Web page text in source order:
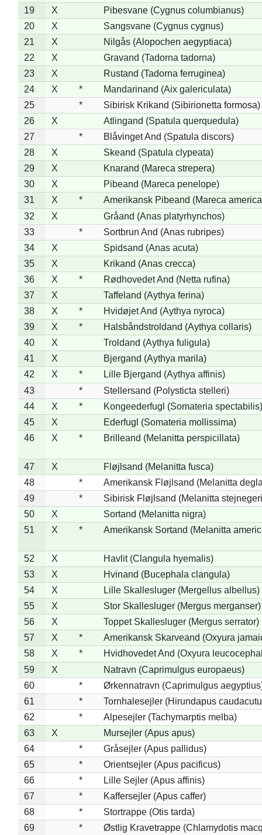
19
X
Pibesvane (Cygnus columbianus)
20
X
Sangsvane (Cygnus cygnus)
21
X
Nilgås (Alopochen aegyptiaca)
22
X
Gravand (Tadorna tadorna)
23
X
Rustand (Tadorna ferruginea)
24
X *
Mandarinand (Aix galericulata)
25
*
Sibirisk Krikand (Sibirionetta formosa)
26
X
Atlingand (Spatula querquedula)
27
*
Blåvinget And (Spatula discors)
28
X
Skeand (Spatula clypeata)
29
X
Knarand (Mareca strepera)
30
X
Pibeand (Mareca penelope)
31
X *
Amerikansk Pibeand (Mareca
32
X
Gråand (Anas platyrhynchos)
33
*
Sortbrun And (Anas rubripes)
34
X
Spidsand (Anas acuta)
35
X
Krikand (Anas crecca)
36
X *
Rødhovedet And (Netta rufina)
37
X
Taffeland (Aythya ferina)
38
X *
Hvidøjet And (Aythya nyroca)
39
X *
Halsbåndstroldand (Aythya collaris)
40
X
Troldand (Aythya fuligula)
41
X
Bjergand (Aythya marila)
42
X *
Lille Bjergand (Aythya affinis)
43
*
Stellersand (Polysticta stelleri)
44
X *
Kongeederfugl (Somateria spectabilis)
45
X
Ederfugl (Somateria mollissima)
46
X * Brilleand (Melanitta perspicillata)
47 X
Fløjlsand (Melanitta fusca)
48
*
Amerikansk Fløjlsand (Melanitta
49
*
Sibirisk Fløjlsand (Melanitta
50
X
Sortand (Melanitta nigra)
51
X * Amerikansk Sortand (Melanitta
52 X
Havlit (Clangula hyemalis)
53
X
Hvinand (Bucephala clangula)
54
X
Lille Skallesluger (Mergellus albellus)
55
X
Stor Skallesluger (Mergus merganser)
56
X
Toppet Skallesluger (Mergus serrator)
57
X *
Amerikansk Skarveand (Oxyura
58
X *
Hvidhovedet And (Oxyura
59
X
Natravn (Caprimulgus europaeus)
60
*
Ørkennatravn (Caprimulgus
61
*
Tornhalesejler (Hirundapus
62
*
Alpesejler (Tachymarptis melba)
63
X
Mursejler (Apus apus)
64
*
Gråsejler (Apus pallidus)
65
*
Orientsejler (Apus pacificus)
66
*
Lille Sejler (Apus affinis)
67
*
Kaffersejler (Apus caffer)
68
*
Stortrappe (Otis tarda)
69
*
Østlig Kravetrappe (Chlamydotis